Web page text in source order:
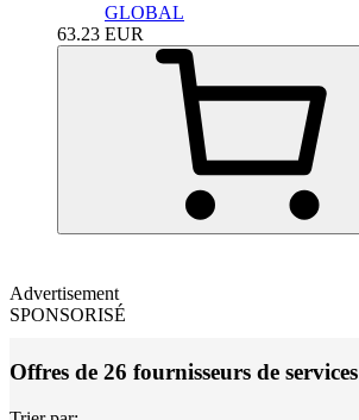
GLOBAL
63.23 EUR
Advertisement
SPONSORISÉ
Offres de 26 fournisseurs de services